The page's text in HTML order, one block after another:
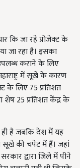
कि जा रहे प्रोजेक्ट के
जा रहा है। इसका
कराने के लिए
में सूखे के कारण
के लिए 75 प्रतिशत
शेष 25 प्रतिशत केंद्र के
ही है जबकि देश में यह
की चपेट में हैं। जहां
द्वारा जिले में पीने